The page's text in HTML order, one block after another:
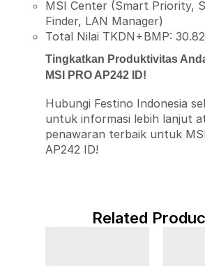
MSI Center (Smart Priority,
Finder, LAN Manager)
Total Nilai TKDN+BMP:
Tingkatkan Produktivitas
MSI PRO AP242 ID!
Hubungi Festino Indonesia
untuk informasi lebih lanjut
penawaran terbaik untuk
AP242 ID!
Related